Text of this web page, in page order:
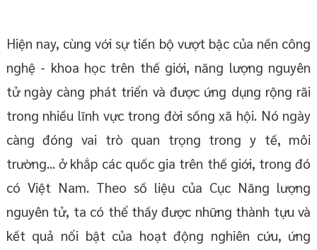
Hiện nay, cùng với sự tiến bộ vượt bậc của nền công
nghệ - khoa học trên thế giới, năng lượng nguyên
tử ngày càng phát triển và được ứng dụng rộng rãi
trong nhiều lĩnh vực trong đời sống xã hội. Nó ngày
càng đóng vai trò quan trọng trong y tế, môi
trường... ở khắp các quốc gia trên thế giới, trong đó
có Việt Nam. Theo số liệu của Cục Năng lượng
nguyên tử, ta có thể thấy được những thành tựu và
kết quả nổi bật của hoạt động nghiên cứu, ứng